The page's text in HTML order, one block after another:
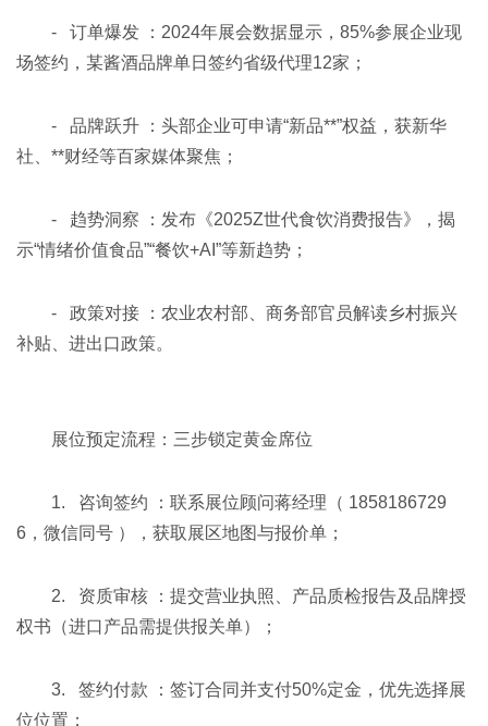
- 订单爆发 ：2024年展会数据显示，85%参展企业现
场签约，某酱酒品牌单日签约省级代理12家；
- 品牌跃升 ：头部企业可申请“新品**”权益，获新华
社、**财经等百家媒体聚焦；
- 趋势洞察 ：发布《2025Z世代食饮消费报告》，揭
示“情绪价值食品”“餐饮+AI”等新趋势；
- 政策对接 ：农业农村部、商务部官员解读乡村振兴
补贴、进出口政策。
展位预定流程：三步锁定黄金席位
1. 咨询签约 ：联系展位顾问蒋经理（ 1858186729
6，微信同号 ），获取展区地图与报价单；
2. 资质审核 ：提交营业执照、产品质检报告及品牌授
权书（进口产品需提供报关单）；
3. 签约付款 ：签订合同并支付50%定金，优先选择展
位位置；